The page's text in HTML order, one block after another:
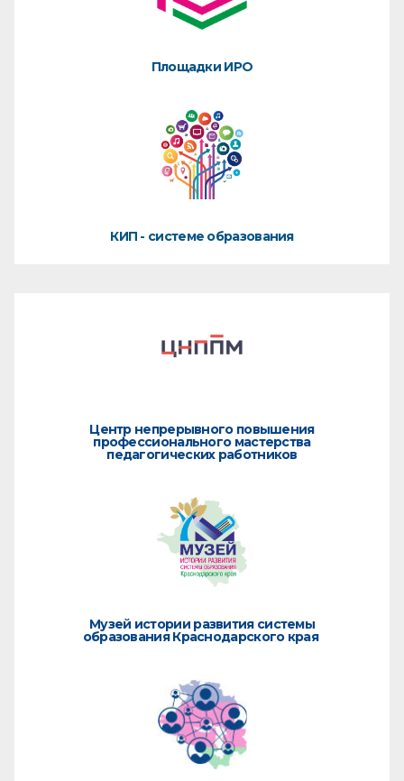
Площадки ИРО
КИП - системе образования
Центр непрерывного повышения
профессионального мастерства
педагогических работников
Музей истории развития системы
образования Краснодарского края